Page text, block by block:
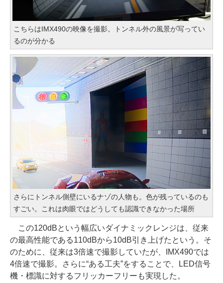
こちらはIMX490の映像を撮影。トンネル外の風景が写ってい
るのが分かる
さらにトンネル側壁にいるナゾの人物も。色が残っているのも
すごい。これは肉眼ではどうしても認識できなかった場所
この120dBという幅広いダイナミックレンジは、従来
の最高性能である110dBから10dB引き上げたという。そ
のために、従来は3倍速で撮影していたが、IMX490では
4倍速で撮影。さらに“ある工夫”をすることで、LED信号
機・標識に対するフリッカーフリーも実現した。